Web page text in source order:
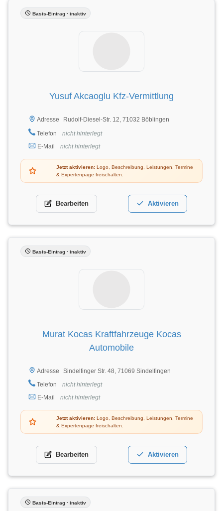
Basis-Eintrag · inaktiv
Yusuf Akcaoglu Kfz-Vermittlung
Adresse
Rudolf-Diesel-Str. 12, 71032 Böblingen
Telefon
nicht hinterlegt
E-Mail
nicht hinterlegt
Jetzt aktivieren: Logo, Beschreibung, Leistungen, Termine
& Expertenpage freischalten.
Bearbeiten Aktivieren
Basis-Eintrag · inaktiv
Murat Kocas Kraftfahrzeuge Kocas
Automobile
Adresse
Sindelfinger Str. 48, 71069 Sindelfingen
Telefon
nicht hinterlegt
E-Mail
nicht hinterlegt
Jetzt aktivieren: Logo, Beschreibung, Leistungen, Termine
& Expertenpage freischalten.
Bearbeiten Aktivieren
Basis-Eintrag · inaktiv